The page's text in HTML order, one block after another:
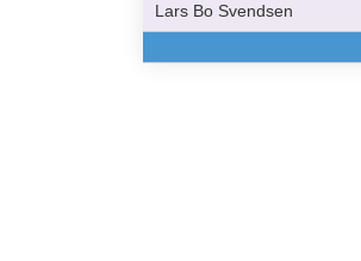
Lars Bo Svendsen